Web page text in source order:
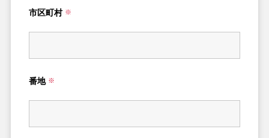
市区町村 ※
番地 ※